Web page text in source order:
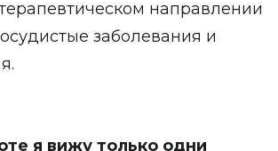
направлении
заболевания и
я вижу только одни